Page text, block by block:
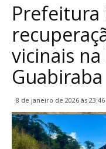
Prefeitura
vicinais
Guabiraba
8 de janeiro de 2026 às 23:46